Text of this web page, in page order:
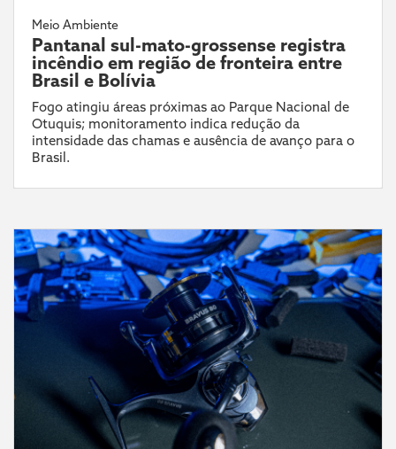
Meio Ambiente
Pantanal sul-mato-grossense registra
incêndio em região de fronteira entre
Brasil e Bolívia
Fogo atingiu áreas próximas ao Parque Nacional de
Otuquis; monitoramento indica redução da
intensidade das chamas e ausência de avanço para o
Brasil.